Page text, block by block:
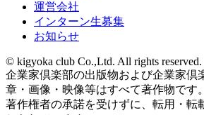
運営会社
インターン生募集
お知らせ
© kigyoka club Co.,Ltd. All rights reserved.
企業家倶楽部の出版物および企業家倶
章・画像・映像等はすべて著作物です。
著作権者の承諾を受けずに、転用・転